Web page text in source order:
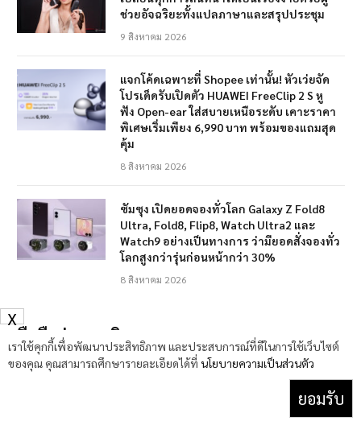
ช่วยอัจฉริยะทั้งแปลภาษาและสรุปประชุม
9 สิงหาคม 2026
แจกโค้ดเฉพาะที่ Shopee เท่านั้น! หัวเว่ยจัด
โปรเด็ดรับเปิดตัว HUAWEI FreeClip 2 S หู
ฟัง Open-ear ใส่สบายเหนือระดับ เคาะราคา
พิเศษเริ่มเพียง 6,990 บาท พร้อมของแถมสุด
คุ้ม
8 สิงหาคม 2026
ซัมซุง เปิดยอดจองทั่วโลก Galaxy Z Fold8
Ultra, Fold8, Flip8, Watch Ultra2 และ
Watch9 อย่างเป็นทางการ ว่ามียอดสั่งจองทั่ว
โลกสูงกว่ารุ่นก่อนหน้ากว่า 30%
8 สิงหาคม 2026
มือถือรุ่นยอดนิยม
Honor X7
เราใช้คุกกี้เพื่อพัฒนาประสิทธิภาพ และประสบการณ์ที่ดีในการใช้เว็บไซต์
ของคุณ คุณสามารถศึกษารายละเอียดได้ที่ นโยบายความเป็นส่วนตัว
ยอมรับ
X